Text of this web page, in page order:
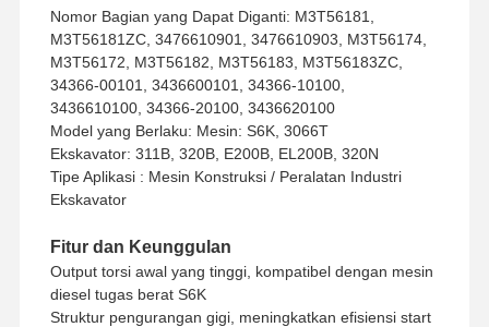
Minimum
1 buah
Metode Pembayaran
Western Union, T/T
Metode Pengiriman
UPS/DHL/EMS/TNT/FedEx
Nomor Bagian yang Dapat Diganti: M3T56181,
M3T56181ZC, 3476610901, 3476610903, M3T56174,
M3T56172, M3T56182, M3T56183, M3T56183ZC,
34366-00101, 3436600101, 34366-10100,
3436610100, 34366-20100, 3436620100
Model yang Berlaku: Mesin: S6K, 3066T
Ekskavator: 311B, 320B, E200B, EL200B, 320N
Tipe Aplikasi : Mesin Konstruksi / Peralatan Industri
Ekskavator
Fitur dan Keunggulan
Output torsi awal yang tinggi, kompatibel dengan mesin
diesel tugas berat S6K
Struktur pengurangan gigi, meningkatkan efisiensi start